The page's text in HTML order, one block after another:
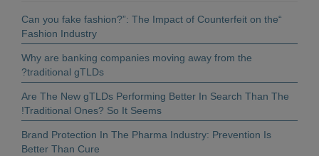
“Can you fake fashion?”: The Impact of Counterfeit on the
Fashion Industry
Why are banking companies moving away from the
traditional gTLDs?
Are The New gTLDs Performing Better In Search Than The
Traditional Ones? So It Seems!
Brand Protection In The Pharma Industry: Prevention Is
Better Than Cure